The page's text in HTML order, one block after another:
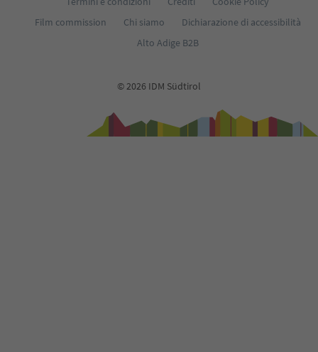
Film commission
Chi siamo
Dichiarazione di accessibilità
Alto Adige B2B
© 2026 IDM Südtirol